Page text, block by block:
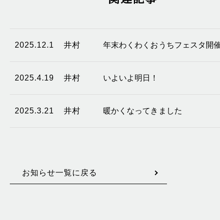
2025.12.1 井村 年末わくわくおうちフェスタ開
2025.4.19 井村 いよいよ明日！
2025.3.21 井村 暖かくなってきました
お知らせ一覧に戻る